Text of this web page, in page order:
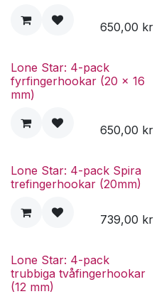
650,00 kr
Lone Star: 4-pack
fyrfingerhookar (20 x 16
mm)
650,00 kr
Lone Star: 4-pack Spira
trefingerhookar (20mm)
739,00 kr
Lone Star: 4-pack
trubbiga tvåfingerhookar
(12 mm)